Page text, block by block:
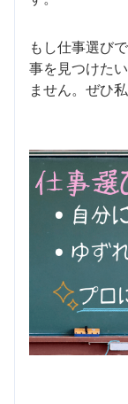
もし仕事選び
事を見つけた
ません。ぜひ